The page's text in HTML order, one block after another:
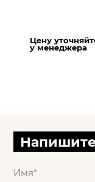
Цену
у менеджера